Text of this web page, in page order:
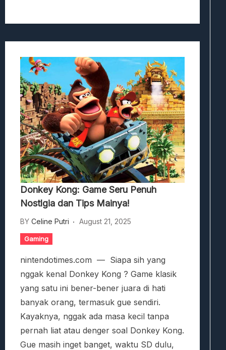
Donkey Kong: Game Seru Penuh
Nostlgia dan Tips Mainya!
BY Celine Putri August 21, 2025
Gaming
nintendotimes.com — Siapa sih yang
nggak kenal Donkey Kong ? Game klasik
yang satu ini bener-bener juara di hati
banyak orang, termasuk gue sendiri.
Kayaknya, nggak ada masa kecil tanpa
pernah liat atau denger soal Donkey Kong.
Gue masih inget banget, waktu SD dulu,